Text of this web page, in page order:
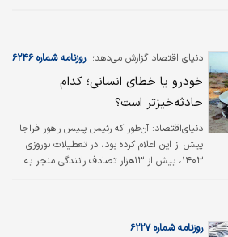
‌شدن تفریح» از جمله اتفاقات معنادار عید بود.
دنیای اقتصاد گزارش می‌دهد؛ روزنامه شماره ۶۲۴۶
خودرو یا خطای انسانی؛ کدام
حادثه‌خیزتر است؟
دنیای‌اقتصاد: آن‌طور که رئیس پلیس راهور فراجا
پیش از این اعلام کرده بود، در تعطیلات نوروزی
۱۴۰۳، بیش از ۱۳‌هزار تصادف رانندگی منجر به
افزایش پیدا کرده است.
روزنامه شماره ۶۲۲۷